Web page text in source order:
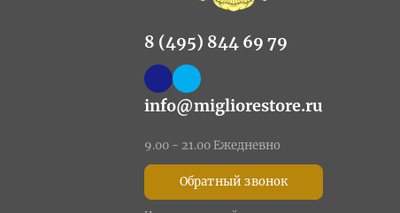
8 (495) 844 69 79
info@migliorestore.ru
9.00 - 21.00 Ежедневно
Обратный звонок